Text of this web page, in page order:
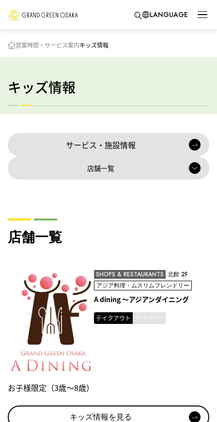
LANGUAGE
営業時間・サービス案内キッズ情報
キッズ情報
サービス・施設情報
店舗一覧
店舗一覧
SHOPS & RESTAURANTS 北館 2F
アジア料理・ムスリムフレンドリー
A dining ～アジアンダイニング
テイクアウト デリバリー
お子様限定（3歳～8歳）
キッズ情報を見る